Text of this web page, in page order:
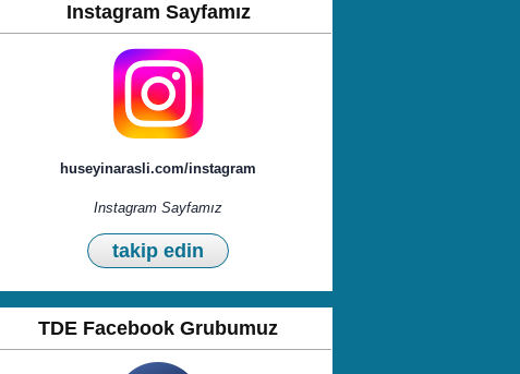
Instagram Sayfamız
huseyinarasli.com/instagram
Instagram Sayfamız
takip edin
TDE Facebook Grubumuz